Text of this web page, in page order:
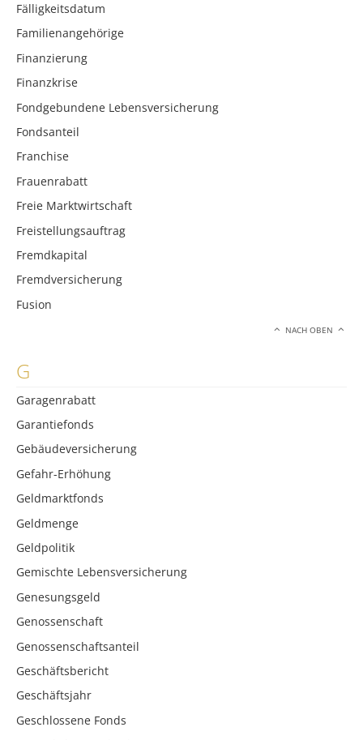
Fälligkeitsdatum
Familienangehörige
Finanzierung
Finanzkrise
Fondgebundene Lebensversicherung
Fondsanteil
Franchise
Frauenrabatt
Freie Marktwirtschaft
Freistellungsauftrag
Fremdkapital
Fremdversicherung
Fusion
NACH OBEN
G
Garagenrabatt
Garantiefonds
Gebäudeversicherung
Gefahr-Erhöhung
Geldmarktfonds
Geldmenge
Geldpolitik
Gemischte Lebensversicherung
Genesungsgeld
Genossenschaft
Genossenschaftsanteil
Geschäftsbericht
Geschäftsjahr
Geschlossene Fonds